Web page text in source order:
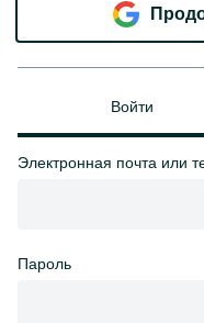
Войти
Электронная почта или
Пароль